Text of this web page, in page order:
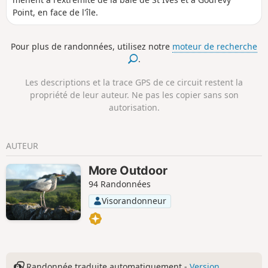
Point, en face de l'île.
Pour plus de randonnées, utilisez notre moteur de recherche
.
Les descriptions et la trace GPS de ce circuit restent la
propriété de leur auteur. Ne pas les copier sans son
autorisation.
AUTEUR
More Outdoor
94 Randonnées
Visorandonneur